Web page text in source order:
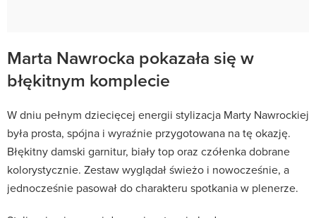
Marta Nawrocka pokazała się w
błękitnym komplecie
W dniu pełnym dziecięcej energii stylizacja Marty Nawrockiej
była prosta, spójna i wyraźnie przygotowana na tę okazję.
Błękitny damski garnitur, biały top oraz czółenka dobrane
kolorystycznie. Zestaw wyglądał świeżo i nowocześnie, a
jednocześnie pasował do charakteru spotkania w plenerze.